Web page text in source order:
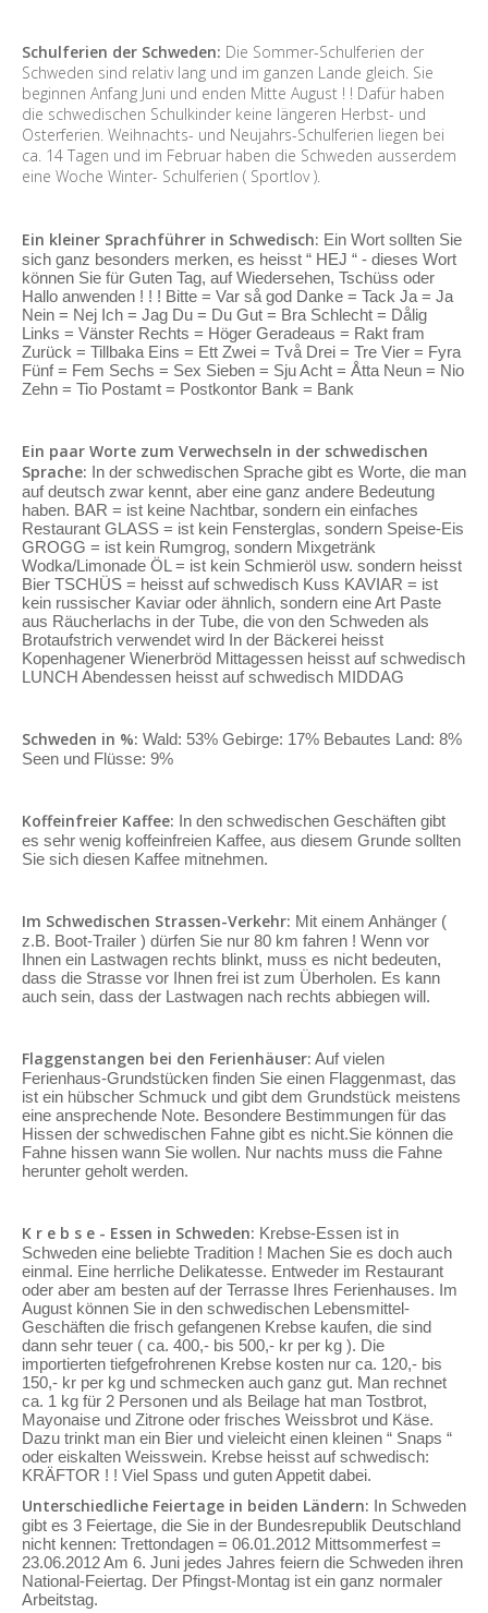
Schulferien der Schweden: Die Sommer-Schulferien der
Schweden sind relativ lang und im ganzen Lande gleich. Sie
beginnen Anfang Juni und enden Mitte August ! ! Dafür haben
die schwedischen Schulkinder keine längeren Herbst- und
Osterferien. Weihnachts- und Neujahrs-Schulferien liegen bei
ca. 14 Tagen und im Februar haben die Schweden ausserdem
eine Woche Winter- Schulferien ( Sportlov ).
Ein kleiner Sprachführer in Schwedisch: Ein Wort sollten Sie
sich ganz besonders merken, es heisst “ HEJ “ - dieses Wort
können Sie für Guten Tag, auf Wiedersehen, Tschüss oder
Hallo anwenden ! ! ! Bitte = Var så god Danke = Tack Ja = Ja
Nein = Nej Ich = Jag Du = Du Gut = Bra Schlecht = Dålig
Links = Vänster Rechts = Höger Geradeaus = Rakt fram
Zurück = Tillbaka Eins = Ett Zwei = Två Drei = Tre Vier = Fyra
Fünf = Fem Sechs = Sex Sieben = Sju Acht = Åtta Neun = Nio
Zehn = Tio Postamt = Postkontor Bank = Bank
Ein paar Worte zum Verwechseln in der schwedischen
Sprache: In der schwedischen Sprache gibt es Worte, die man
auf deutsch zwar kennt, aber eine ganz andere Bedeutung
haben. BAR = ist keine Nachtbar, sondern ein einfaches
Restaurant GLASS = ist kein Fensterglas, sondern Speise-Eis
GROGG = ist kein Rumgrog, sondern Mixgetränk
Wodka/Limonade ÖL = ist kein Schmieröl usw. sondern heisst
Bier TSCHÜS = heisst auf schwedisch Kuss KAVIAR = ist
kein russischer Kaviar oder ähnlich, sondern eine Art Paste
aus Räucherlachs in der Tube, die von den Schweden als
Brotaufstrich verwendet wird In der Bäckerei heisst
Kopenhagener Wienerbröd Mittagessen heisst auf schwedisch
LUNCH Abendessen heisst auf schwedisch MIDDAG
Schweden in %: Wald: 53% Gebirge: 17% Bebautes Land: 8%
Seen und Flüsse: 9%
Koffeinfreier Kaffee: In den schwedischen Geschäften gibt
es sehr wenig koffeinfreien Kaffee, aus diesem Grunde sollten
Sie sich diesen Kaffee mitnehmen.
Im Schwedischen Strassen-Verkehr: Mit einem Anhänger (
z.B. Boot-Trailer ) dürfen Sie nur 80 km fahren ! Wenn vor
Ihnen ein Lastwagen rechts blinkt, muss es nicht bedeuten,
dass die Strasse vor Ihnen frei ist zum Überholen. Es kann
auch sein, dass der Lastwagen nach rechts abbiegen will.
Flaggenstangen bei den Ferienhäuser: Auf vielen
Ferienhaus-Grundstücken finden Sie einen Flaggenmast, das
ist ein hübscher Schmuck und gibt dem Grundstück meistens
eine ansprechende Note. Besondere Bestimmungen für das
Hissen der schwedischen Fahne gibt es nicht.Sie können die
Fahne hissen wann Sie wollen. Nur nachts muss die Fahne
herunter geholt werden.
K r e b s e - Essen in Schweden: Krebse-Essen ist in
Schweden eine beliebte Tradition ! Machen Sie es doch auch
einmal. Eine herrliche Delikatesse. Entweder im Restaurant
oder aber am besten auf der Terrasse Ihres Ferienhauses. Im
August können Sie in den schwedischen Lebensmittel-
Geschäften die frisch gefangenen Krebse kaufen, die sind
dann sehr teuer ( ca. 400,- bis 500,- kr per kg ). Die
importierten tiefgefrohrenen Krebse kosten nur ca. 120,- bis
150,- kr per kg und schmecken auch ganz gut. Man rechnet
ca. 1 kg für 2 Personen und als Beilage hat man Tostbrot,
Mayonaise und Zitrone oder frisches Weissbrot und Käse.
Dazu trinkt man ein Bier und vieleicht einen kleinen “ Snaps “
oder eiskalten Weisswein. Krebse heisst auf schwedisch:
KRÄFTOR ! ! Viel Spass und guten Appetit dabei.
Unterschiedliche Feiertage in beiden Ländern: In Schweden
gibt es 3 Feiertage, die Sie in der Bundesrepublik Deutschland
nicht kennen: Trettondagen = 06.01.2012 Mittsommerfest =
23.06.2012 Am 6. Juni jedes Jahres feiern die Schweden ihren
National-Feiertag. Der Pfingst-Montag ist ein ganz normaler
Arbeitstag.